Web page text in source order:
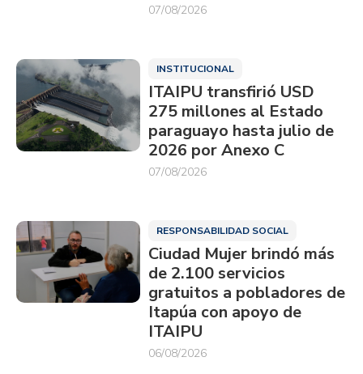
07/08/2026
INSTITUCIONAL
ITAIPU transfirió USD
275 millones al Estado
paraguayo hasta julio de
2026 por Anexo C
07/08/2026
RESPONSABILIDAD SOCIAL
Ciudad Mujer brindó más
de 2.100 servicios
gratuitos a pobladores de
Itapúa con apoyo de
ITAIPU
06/08/2026